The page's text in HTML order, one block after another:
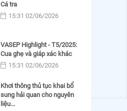
Cá tra
15:31 02/06/2026
VASEP Highlight - T5/2025:
Cua ghẹ và giáp xác khác
15:31 02/06/2026
Khơi thông thủ tục khai bổ
sung hải quan cho nguyên
liệu...